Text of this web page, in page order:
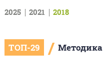
2025 2021 2018
ТОП-29 / Методика